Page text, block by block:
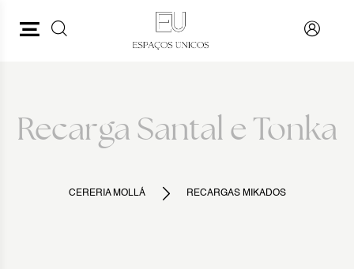
Recarga Santal e Tonka
CERERIA MOLLÁ RECARGAS MIKADOS
PESQUISAR